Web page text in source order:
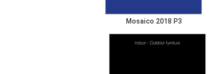
Mosaico 2018 P3